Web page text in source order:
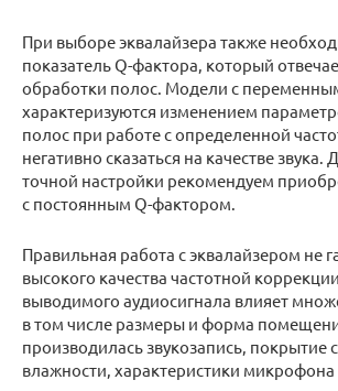
При выборе эквалайзера также
показатель Q-фактора, который
обработки полос. Модели с
характеризуются изменением
полос при работе с определенной
негативно сказаться на качестве
точной настройки рекомендуем
с постоянным Q-фактором.
Правильная работа с эквалайзером не
высокого качества частотной
выводимого аудиосигнала влияет
в том числе размеры и форма
производилась звукозапись, покрытие
влажности, характеристики микрофона